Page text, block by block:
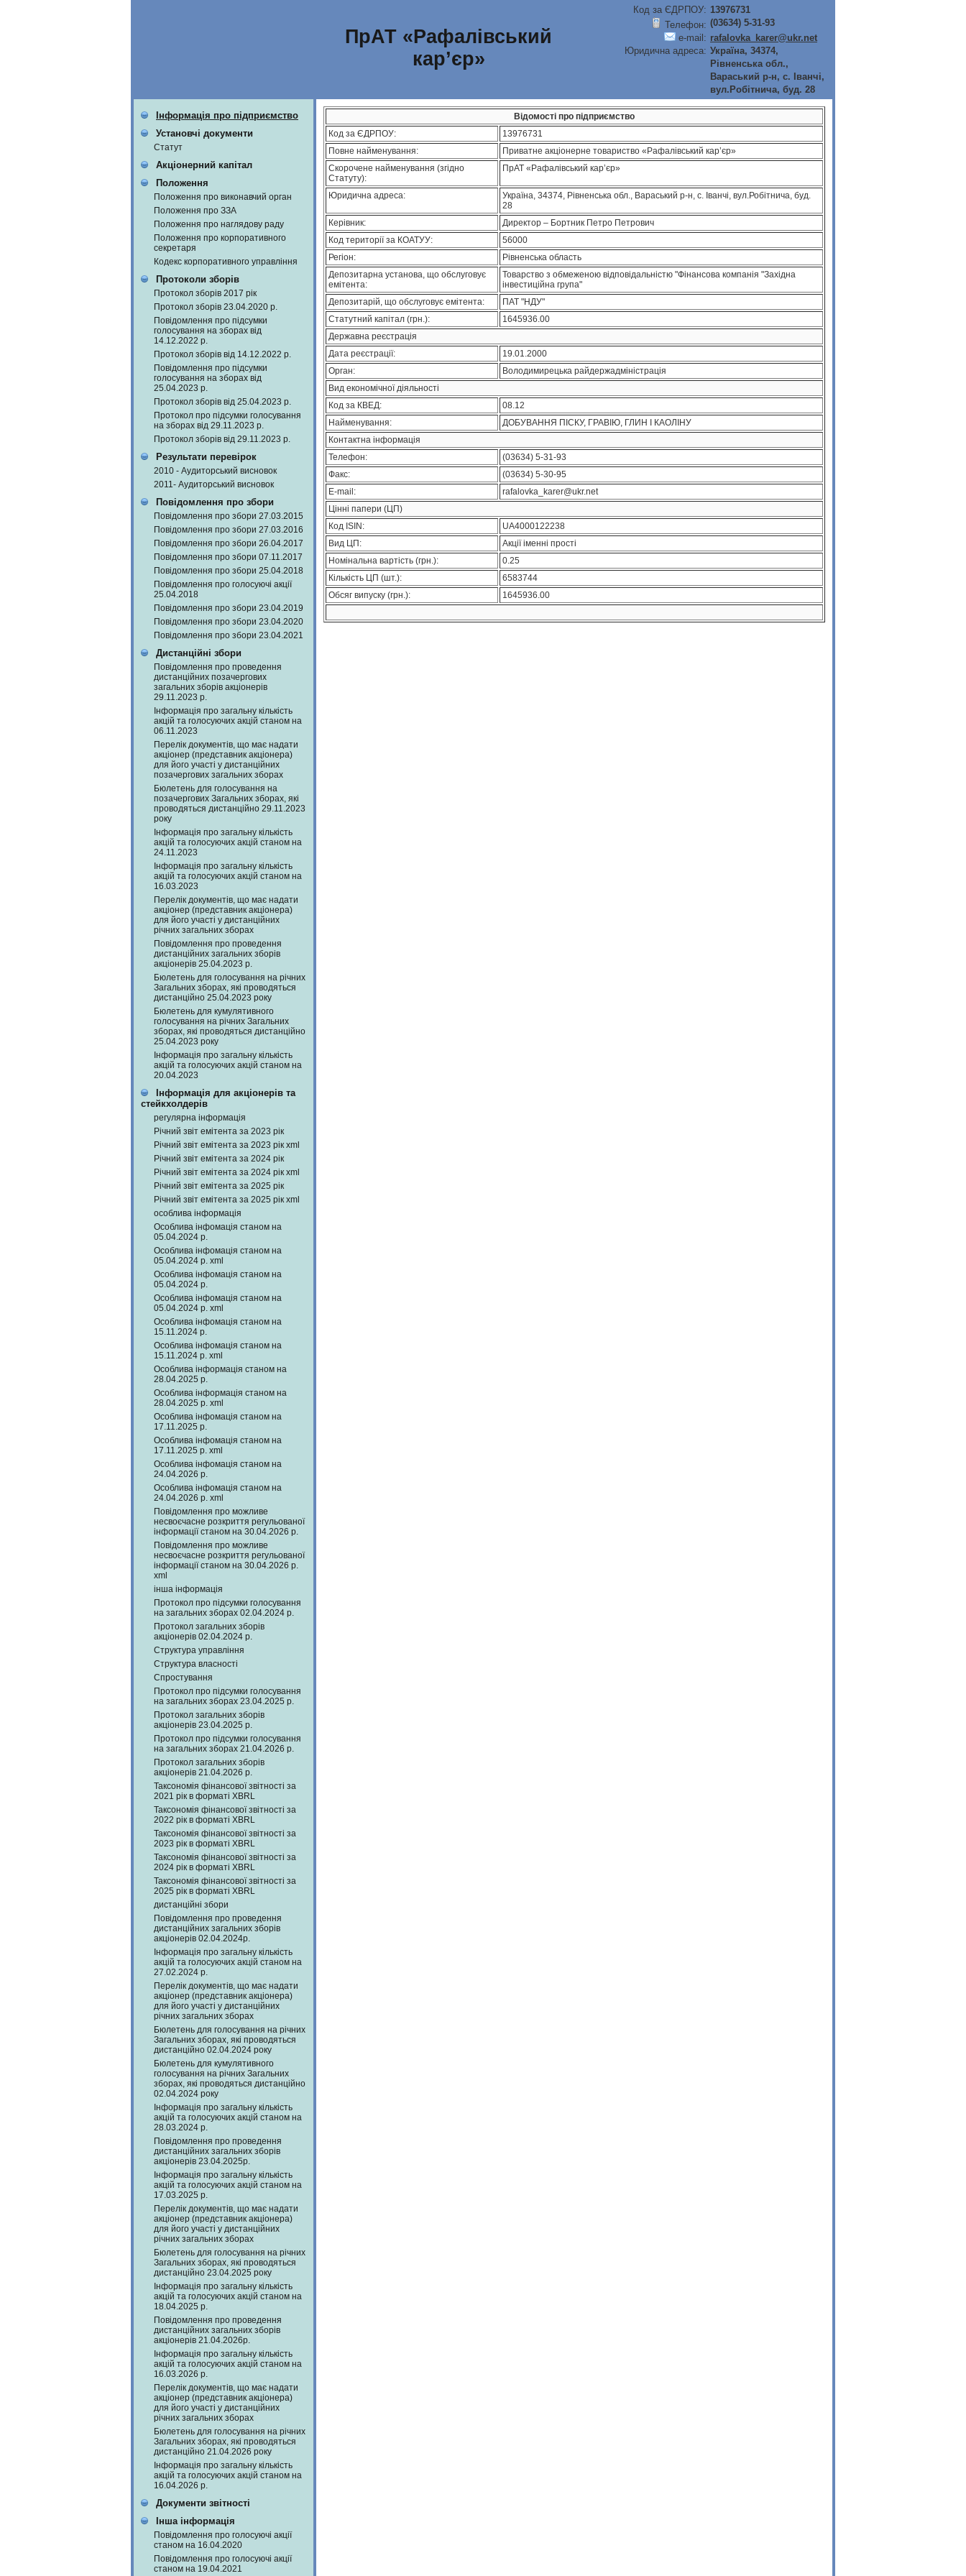
ПрАТ «Рафалівський
кар’єр»
Код за ЄДРПОУ: 13976731
Телефон: (03634) 5-31-93
e-mail: rafalovka_karer@ukr.net
Юридична адреса: Україна, 34374,
Рiвненська обл.,
Вараський р-н, с. Iванчi,
вул.Робiтнича, буд. 28
Інформація про підприємство
Установчі документи
Статут
Акціонерний капітал
Положення
Положення про виконавчий орган
Положення про ЗЗА
Положення про наглядову раду
Положення про корпоративного
секретаря
Кодекс корпоративного управління
Протоколи зборів
Протокол зборів 2017 рік
Протокол зборів 23.04.2020 р.
Повідомлення про підсумки
голосування на зборах від
14.12.2022 р.
Протокол зборів від 14.12.2022 р.
Повідомлення про підсумки
голосування на зборах від
25.04.2023 р.
Протокол зборів від 25.04.2023 р.
Протокол про підсумки голосування
на зборах від 29.11.2023 р.
Протокол зборів від 29.11.2023 р.
Результати перевірок
2010 - Аудиторський висновок
2011- Аудиторський висновок
Повідомлення про збори
Повідомлення про збори 27.03.2015
Повідомлення про збори 27.03.2016
Повідомлення про збори 26.04.2017
Повідомлення про збори 07.11.2017
Повідомлення про збори 25.04.2018
Повідомлення про голосуючі акції
25.04.2018
Повідомлення про збори 23.04.2019
Повідомлення про збори 23.04.2020
Повідомлення про збори 23.04.2021
Дистанційні збори
Повідомлення про проведення
дистанційних позачергових
загальних зборів акціонерів
29.11.2023 р.
Інформація про загальну кількість
акцій та голосуючих акцій станом на
06.11.2023
Перелік документів, що має надати
акціонер (представник акціонера)
для його участі у дистанційних
позачергових загальних зборах
Бюлетень для голосування на
позачергових Загальних зборах, які
проводяться дистанційно 29.11.2023
року
Інформація про загальну кількість
акцій та голосуючих акцій станом на
24.11.2023
Інформація про загальну кількість
акцій та голосуючих акцій станом на
16.03.2023
Перелік документів, що має надати
акціонер (представник акціонера)
для його участі у дистанційних
річних загальних зборах
Повідомлення про проведення
дистанційних загальних зборів
акціонерів 25.04.2023 р.
Бюлетень для голосування на річних
Загальних зборах, які проводяться
дистанційно 25.04.2023 року
Бюлетень для кумулятивного
голосування на річних Загальних
зборах, які проводяться дистанційно
25.04.2023 року
Інформація про загальну кількість
акцій та голосуючих акцій станом на
20.04.2023
Інформація для акціонерів та
стейкхолдерів
регулярна інформація
Річний звіт емітента за 2023 рік
Річний звіт емітента за 2023 рік xml
Річний звіт емітента за 2024 рік
Річний звіт емітента за 2024 рік xml
Річний звіт емітента за 2025 рік
Річний звіт емітента за 2025 рік xml
особлива інформація
Особлива інфомація станом на
05.04.2024 р.
Особлива інфомація станом на
05.04.2024 р. xml
Особлива інфомація станом на
05.04.2024 р.
Особлива інфомація станом на
05.04.2024 р. xml
Особлива інфомація станом на
15.11.2024 р.
Особлива інфомація станом на
15.11.2024 р. xml
Особлива інформація станом на
28.04.2025 р.
Особлива інформація станом на
28.04.2025 р. xml
Особлива інфомація станом на
17.11.2025 р.
Особлива інфомація станом на
17.11.2025 р. xml
Особлива інфомація станом на
24.04.2026 р.
Особлива інфомація станом на
24.04.2026 р. xml
Повідомлення про можливе
несвоєчасне розкриття регульованої
інформації станом на 30.04.2026 р.
Повідомлення про можливе
несвоєчасне розкриття регульованої
інформації станом на 30.04.2026 р.
xml
інша інформація
Протокол про підсумки голосування
на загальних зборах 02.04.2024 р.
Протокол загальних зборів
акціонерів 02.04.2024 р.
Структура управління
Структура власності
Спростування
Протокол про підсумки голосування
на загальних зборах 23.04.2025 р.
Протокол загальних зборів
акціонерів 23.04.2025 р.
Протокол про підсумки голосування
на загальних зборах 21.04.2026 р.
Протокол загальних зборів
акціонерів 21.04.2026 р.
Таксономія фінансової звітності за
2021 рік в форматі XBRL
Таксономія фінансової звітності за
2022 рік в форматі XBRL
Таксономія фінансової звітності за
2023 рік в форматі XBRL
Таксономія фінансової звітності за
2024 рік в форматі XBRL
Таксономія фінансової звітності за
2025 рік в форматі XBRL
дистанційні збори
Повідомлення про проведення
дистанційних загальних зборів
акціонерів 02.04.2024р.
Інформація про загальну кількість
акцій та голосуючих акцій станом на
27.02.2024 р.
Перелік документів, що має надати
акціонер (представник акціонера)
для його участі у дистанційних
річних загальних зборах
Бюлетень для голосування на річних
Загальних зборах, які проводяться
дистанційно 02.04.2024 року
Бюлетень для кумулятивного
голосування на річних Загальних
зборах, які проводяться дистанційно
02.04.2024 року
Інформація про загальну кількість
акцій та голосуючих акцій станом на
28.03.2024 р.
Повідомлення про проведення
дистанційних загальних зборів
акціонерів 23.04.2025р.
Інформація про загальну кількість
акцій та голосуючих акцій станом на
17.03.2025 р.
Перелік документів, що має надати
акціонер (представник акціонера)
для його участі у дистанційних
річних загальних зборах
Бюлетень для голосування на річних
Загальних зборах, які проводяться
дистанційно 23.04.2025 року
Інформація про загальну кількість
акцій та голосуючих акцій станом на
18.04.2025 р.
Повідомлення про проведення
дистанційних загальних зборів
акціонерів 21.04.2026р.
Інформація про загальну кількість
акцій та голосуючих акцій станом на
16.03.2026 р.
Перелік документів, що має надати
акціонер (представник акціонера)
для його участі у дистанційних
річних загальних зборах
Бюлетень для голосування на річних
Загальних зборах, які проводяться
дистанційно 21.04.2026 року
Інформація про загальну кількість
акцій та голосуючих акцій станом на
16.04.2026 р.
Документи звітності
Інша інформація
Повідомлення про голосуючі акції
станом на 16.04.2020
Повідомлення про голосуючі акції
станом на 19.04.2021
Відомості про підприємство
Код за ЄДРПОУ:
13976731
Повне найменування:
Приватне акціонерне товариство «Рафалівський кар’єр»
Скорочене найменування (згідно
Статуту):
ПрАТ «Рафалівський кар’єр»
Юридична адреса:
Україна, 34374, Рiвненська обл., Вараський р-н, с. Iванчi, вул.Робiтнича, буд.
28
Керівник:
Директор – Бортник Петро Петрович
Код території за КОАТУУ:
56000
Регіон:
Рівненська область
Депозитарна установа, що обслуговує
емітента:
Товарство з обмеженою вiдповiдальнiстю "Фiнансова компанiя "Захiдна
iнвестицiйна група"
Депозитарій, що обслуговує емітента:
ПАТ "НДУ"
Статутний капітал (грн.):
1645936.00
Державна реєстрація
Дата реєстрації:
19.01.2000
Орган:
Володимирецька райдержадміністрація
Вид економічної діяльності
Код за КВЕД:
08.12
Найменування:
ДОБУВАННЯ ПІСКУ, ГРАВІЮ, ГЛИН І КАОЛІНУ
Контактна інформація
Телефон:
(03634) 5-31-93
Факс:
(03634) 5-30-95
E-mail:
rafalovka_karer@ukr.net
Цінні папери (ЦП)
Код ISIN:
UA4000122238
Вид ЦП:
Акції іменні прості
Номінальна вартість (грн.):
0.25
Кількість ЦП (шт.):
6583744
Обсяг випуску (грн.):
1645936.00